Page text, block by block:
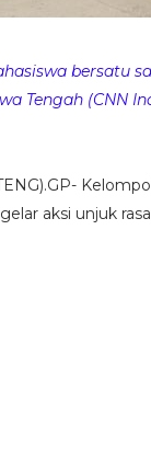
bersatu
Tengah (CNN
aksi unjuk